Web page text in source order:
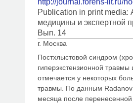
Publication in print media:
медицины и экспертной
Вып. 14
г. Москва
Постхлыстовой синдром
гиперэкстензионной
отмечается у некоторых
травмы. По данным Radanov
месяца после